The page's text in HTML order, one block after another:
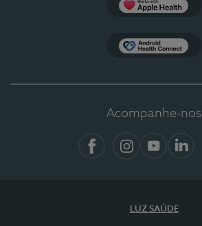
Acompanhe-nos
LUZ SAÚDE